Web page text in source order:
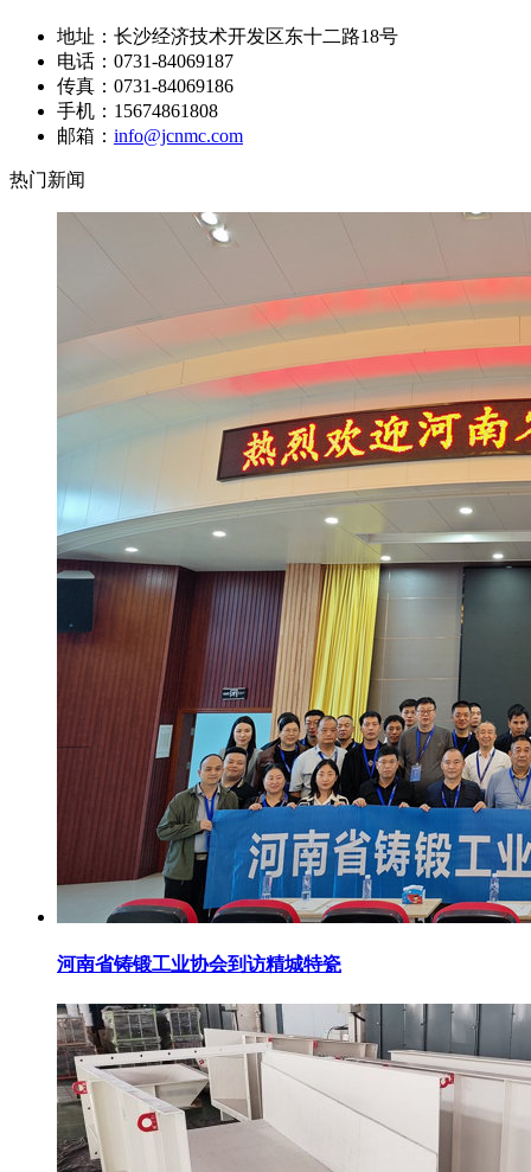
地址：长沙经济技术开发区东十二路18号
电话：0731-84069187
传真：0731-84069186
手机：15674861808
邮箱： info@jcnmc.com
热门新闻
河南省铸锻工业协会到访精城特瓷